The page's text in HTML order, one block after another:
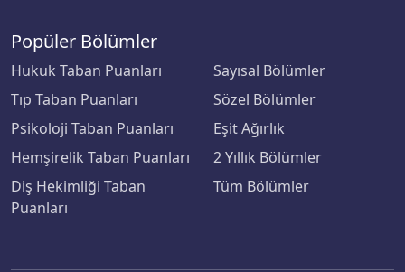
Demiroğlu Bilim Üniversitesi
Dicle Üniversitesi
Doğu Akdeniz Üniversitesi
Doğuş Üniversitesi
Dokuz Eylül Üniversitesi
Popüler Bölümler
Hukuk Taban Puanları
Tıp Taban Puanları
Psikoloji Taban Puanları
Hemşirelik Taban Puanları
Diş Hekimliği Taban
Puanları
Sayısal Bölümler
Sözel Bölümler
Eşit Ağırlık
2 Yıllık Bölümler
Tüm Bölümler